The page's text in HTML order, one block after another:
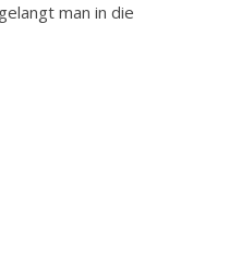
man in die